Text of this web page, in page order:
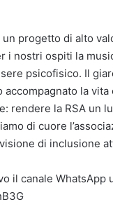
progetto di alto
i nostri ospiti la
psicofisico. Il
la
rendere la RSA un
di cuore
di inclusione
il canale WhatsApp